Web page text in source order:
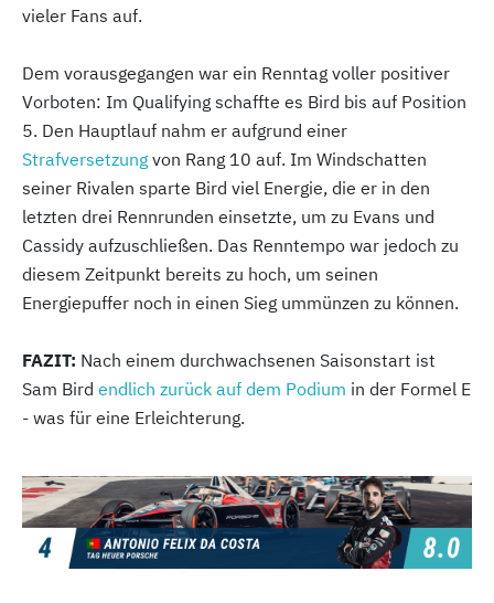
vieler Fans auf.
Dem vorausgegangen war ein Renntag voller positiver
Vorboten: Im Qualifying schaffte es Bird bis auf Position
5. Den Hauptlauf nahm er aufgrund einer
Strafversetzung von Rang 10 auf. Im Windschatten
seiner Rivalen sparte Bird viel Energie, die er in den
letzten drei Rennrunden einsetzte, um zu Evans und
Cassidy aufzuschließen. Das Renntempo war jedoch zu
diesem Zeitpunkt bereits zu hoch, um seinen
Energiepuffer noch in einen Sieg ummünzen zu können.
FAZIT: Nach einem durchwachsenen Saisonstart ist
Sam Bird endlich zurück auf dem Podium in der Formel E
- was für eine Erleichterung.